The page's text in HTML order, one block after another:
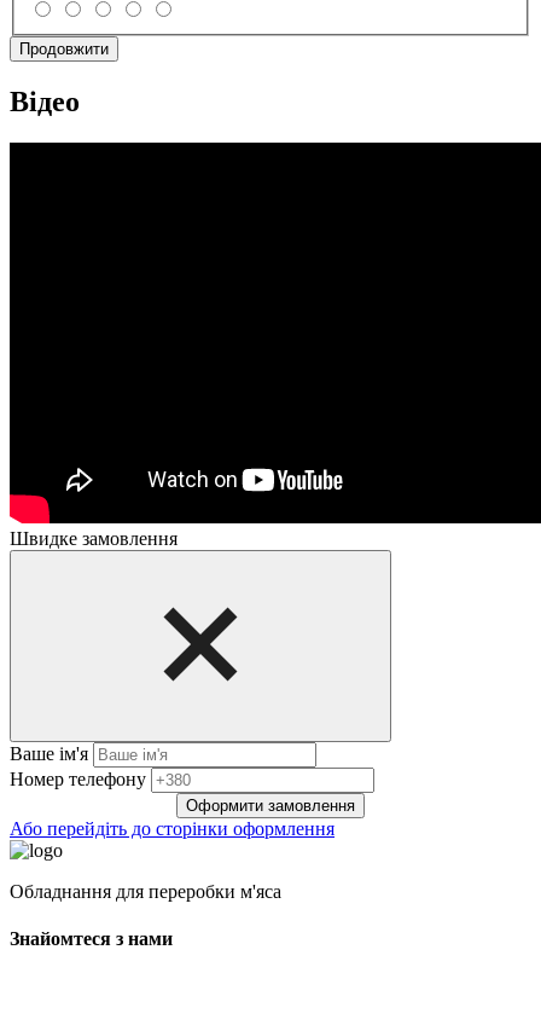
Продовжити
Відео
Швидке замовлення
Ваше ім'я
Нoмep тeлeфoнy
Оформити замовлення
Або перейдіть до сторінки оформлення
Обладнання для переробки м'яса
Знайомтеся з нами